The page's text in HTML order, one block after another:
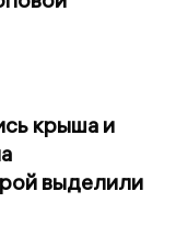
крыша и
выделили